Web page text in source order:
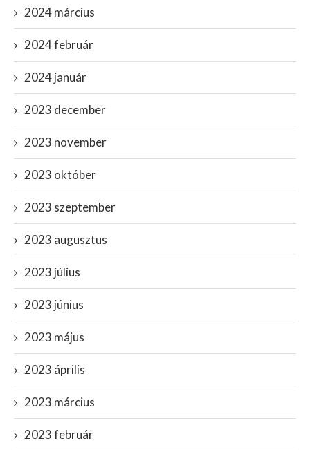
2024 március
2024 február
2024 január
2023 december
2023 november
2023 október
2023 szeptember
2023 augusztus
2023 július
2023 június
2023 május
2023 április
2023 március
2023 február